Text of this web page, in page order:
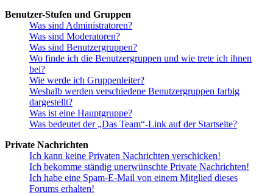
Benutzer-Stufen und Gruppen
Was sind Administratoren?
Was sind Moderatoren?
Was sind Benutzergruppen?
Wo finde ich die Benutzergruppen und wie trete ich ihnen
bei?
Wie werde ich Gruppenleiter?
Weshalb werden verschiedene Benutzergruppen farbig
dargestellt?
Was ist eine Hauptgruppe?
Was bedeutet der „Das Team“-Link auf der Startseite?
Private Nachrichten
Ich kann keine Privaten Nachrichten verschicken!
Ich bekomme ständig unerwünschte Private Nachrichten!
Ich habe eine Spam-E-Mail von einem Mitglied dieses
Forums erhalten!